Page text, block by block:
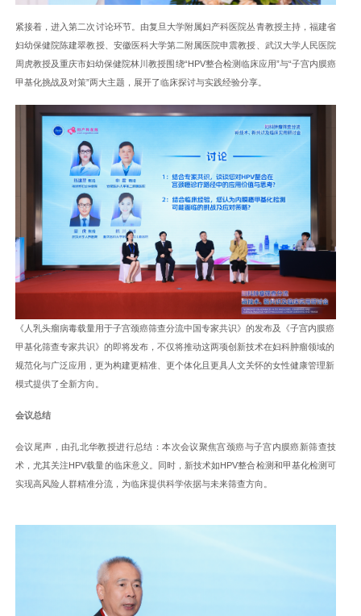
紧接着，进入第二次讨论环节。由复旦大学附属妇产科医院丛青教授主持，福建省
妇幼保健院陈建翠教授、安徽医科大学第二附属医院申震教授、武汉大学人民医院
周虎教授及重庆市妇幼保健院林川教授围绕“HPV整合检测临床应用”与“子宫内膜癌
甲基化挑战及对策”两大主题，展开了临床探讨与实践经验分享。
《人乳头瘤病毒载量用于子宫颈癌筛查分流中国专家共识》的发布及《子宫内膜癌
甲基化筛查专家共识》的即将发布，不仅将推动这两项创新技术在妇科肿瘤领域的
规范化与广泛应用，更为构建更精准、更个体化且更具人文关怀的女性健康管理新
模式提供了全新方向。
会议总结
会议尾声，由孔北华教授进行总结：本次会议聚焦宫颈癌与子宫内膜癌新筛查技
术，尤其关注HPV载量的临床意义。同时，新技术如HPV整合检测和甲基化检测可
实现高风险人群精准分流，为临床提供科学依据与未来筛查方向。